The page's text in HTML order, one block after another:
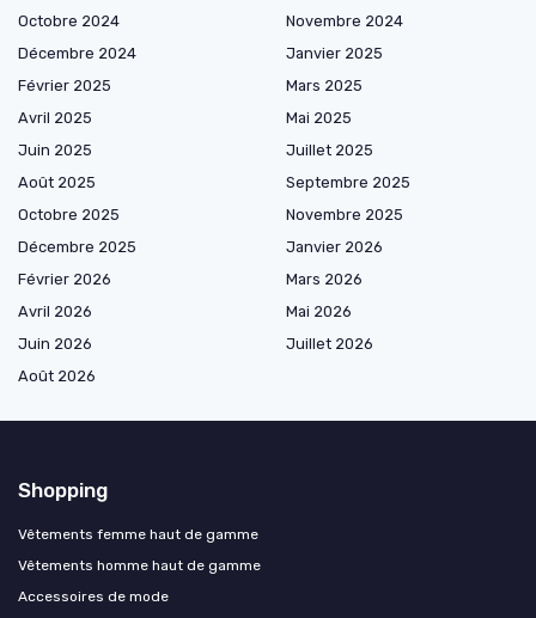
Octobre 2024
Novembre 2024
Décembre 2024
Janvier 2025
Février 2025
Mars 2025
Avril 2025
Mai 2025
Juin 2025
Juillet 2025
Août 2025
Septembre 2025
Octobre 2025
Novembre 2025
Décembre 2025
Janvier 2026
Février 2026
Mars 2026
Avril 2026
Mai 2026
Juin 2026
Juillet 2026
Août 2026
Shopping
Vêtements femme haut de gamme
Vêtements homme haut de gamme
Accessoires de mode